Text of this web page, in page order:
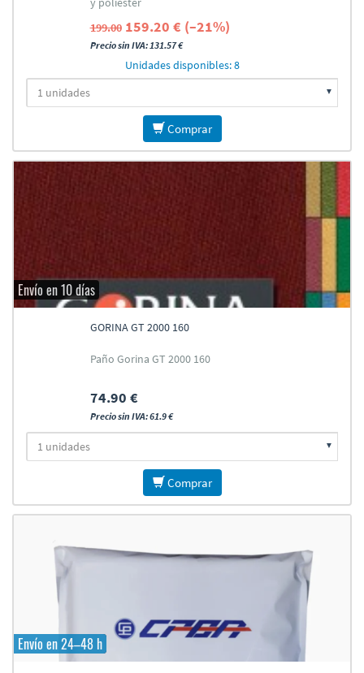
199.00 159.20 € (–21%)
Precio sin IVA: 131.57 €
Unidades disponibles: 8
Comprar
Envío en 10 días
GORINA GT 2000 160
Paño Gorina GT 2000 160
74.90 €
Precio sin IVA: 61.9 €
Comprar
Envío en 24–48 h